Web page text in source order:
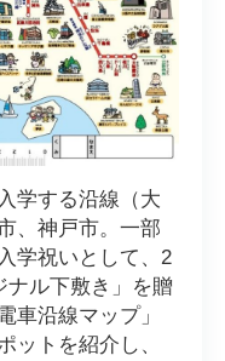
学する沿線（大
、神戸市。一部
学祝いとして、2
ナル下敷き」を贈
車沿線マップ」
ットを紹介し、